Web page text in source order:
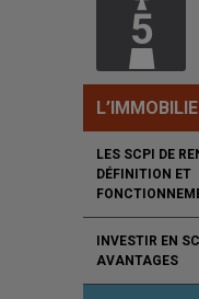
LES SCPI DE
DÉFINITION ET
INVESTIR EN
AVANTAGES